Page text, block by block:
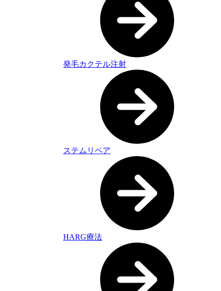
発毛カクテル注射
ステムリペア
HARG療法